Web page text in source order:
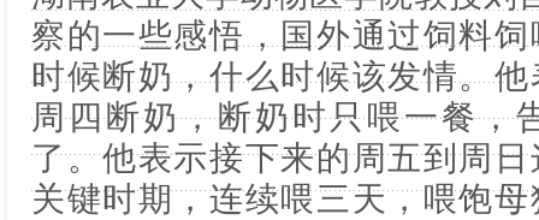
察的一些感悟，国外通过饲料
时候断奶，什么时候该发情。
周四断奶，断奶时只喂一餐，
了。他表示接下来的周五到周
关键时期，连续喂三天，喂饱